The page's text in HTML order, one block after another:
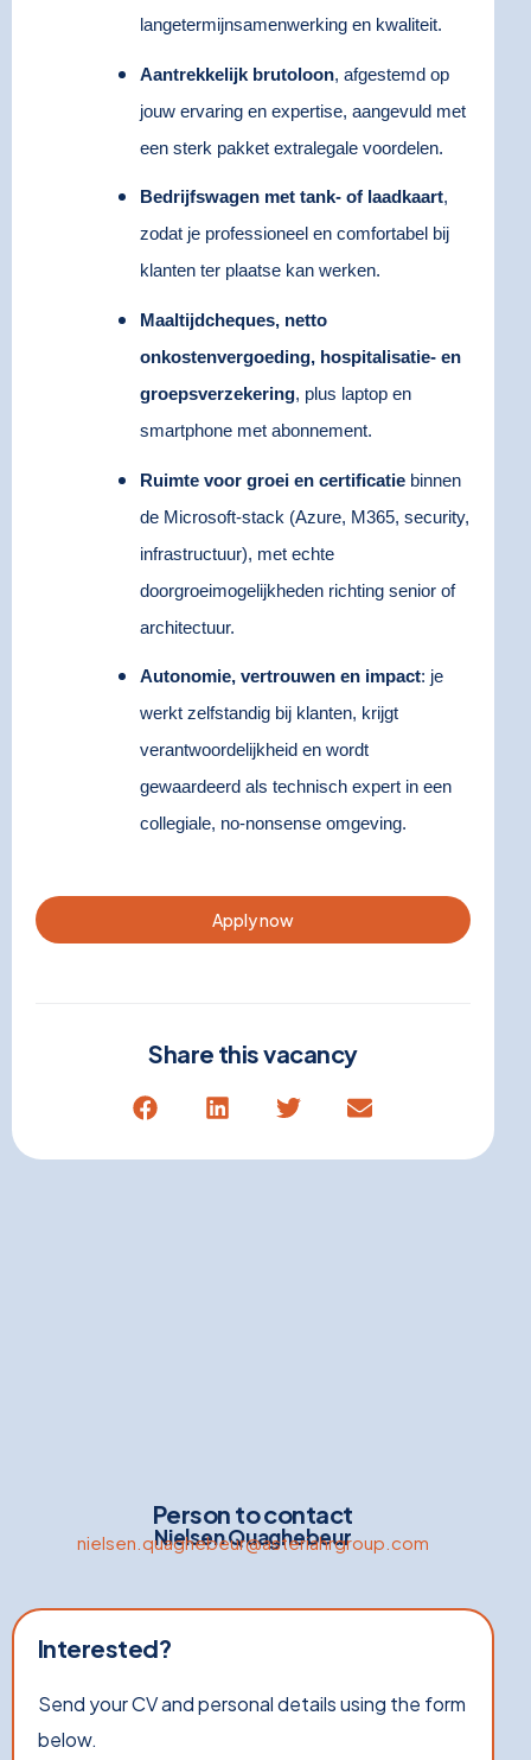
langetermijnsamenwerking en kwaliteit.
Aantrekkelijk brutoloon, afgestemd op
jouw ervaring en expertise, aangevuld met
een sterk pakket extralegale voordelen.
Bedrijfswagen met tank- of laadkaart,
zodat je professioneel en comfortabel bij
klanten ter plaatse kan werken.
Maaltijdcheques, netto
onkostenvergoeding, hospitalisatie- en
groepsverzekering, plus laptop en
smartphone met abonnement.
Ruimte voor groei en certificatie binnen
de Microsoft-stack (Azure, M365, security,
infrastructuur), met echte
doorgroeimogelijkheden richting senior of
architectuur.
Autonomie, vertrouwen en impact: je
werkt zelfstandig bij klanten, krijgt
verantwoordelijkheid en wordt
gewaardeerd als technisch expert in een
collegiale, no-nonsense omgeving.
Apply now
Share this vacancy
Person to contact
Nielsen Quaghebeur
nielsen.quaghebeur@asteriahrgroup.com
Interested?
Send your CV and personal details using the form
below.